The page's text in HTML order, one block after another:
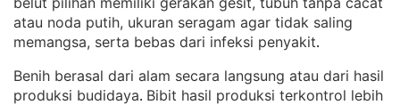
atau noda putih, ukuran seragam agar tidak saling
memangsa, serta bebas dari infeksi penyakit.
Benih berasal dari alam secara langsung atau dari hasil
produksi budidaya. Bibit hasil produksi terkontrol lebih